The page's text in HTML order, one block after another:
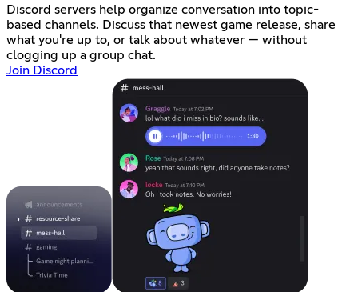
Discord servers help organize conversation into topic-
based channels. Discuss that newest game release, share
what you're up to, or talk about whatever — without
clogging up a group chat.
Join Discord